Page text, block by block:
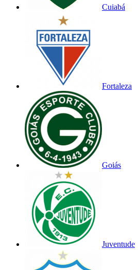
Cuiabá
Fortaleza
Goiás
Juventude